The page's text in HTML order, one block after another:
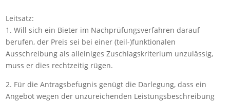
Leitsatz:
1. Will sich ein Bieter im Nachprüfungsverfahren darauf
berufen, der Preis sei bei einer (teil-)funktionalen
Ausschreibung als alleiniges Zuschlagskriterium unzulässig,
muss er dies rechtzeitig rügen.
2. Für die Antragsbefugnis genügt die Darlegung, dass ein
Angebot wegen der unzureichenden Leistungsbeschreibung